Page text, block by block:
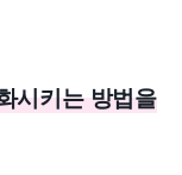
시키는 방법을